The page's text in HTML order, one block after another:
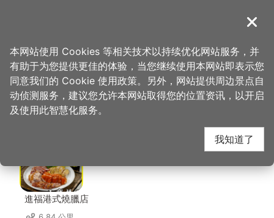
導覽
首页 > 想去的地方 > 美食、购物 > 欣园餐馆
欣园餐馆 周边店家
進福港式燒臘店
关闭
本网站使用 Cookies 等相关技术以持续优化网站服务，并
有助于为您提供更佳的体验，当您继续使用本网站即表示您
同意我们的 Cookie 使用政策。另外，网站提供周边景点自
动侦测服务，建议您允许本网站取得您的位置资讯，以开启
及使用此智慧化服务。
我知道了